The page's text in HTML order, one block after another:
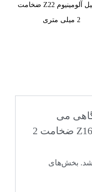
پروفیل آلومینیوم Z22 ضخامت
2 میلی متری
می
نویسد “پروفیل آلومینیوم Z16 ضخامت 2
بخش‌های